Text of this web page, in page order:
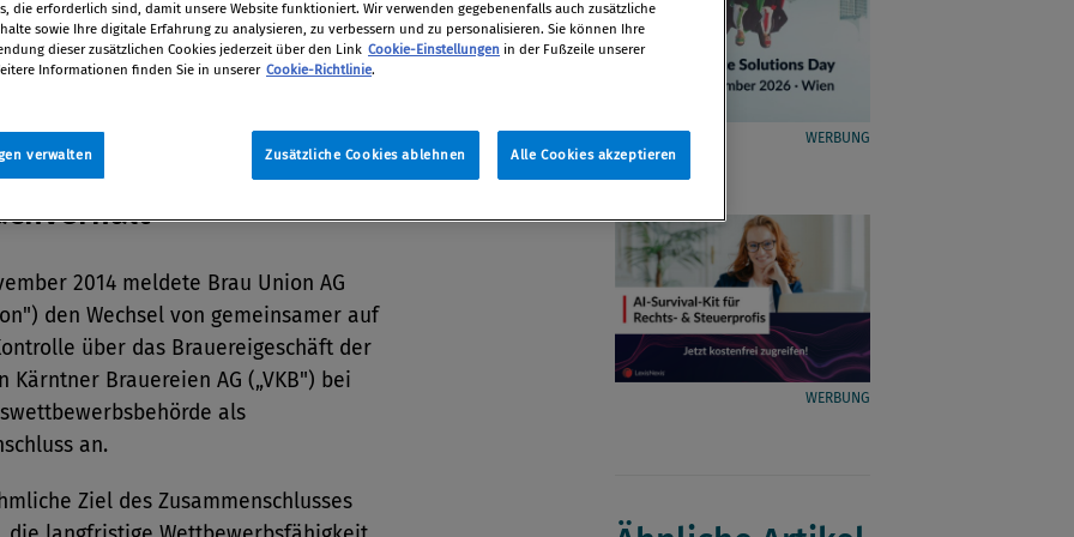
2014 meldete Brau Union AG
den Wechsel von gemeinsamer auf
über das Brauereigeschäft der
Kärntner Brauereien AG („VKB") bei
als
an.
Ziel des Zusammenschlusses
WERBUNG
WERBUNG
die erforderlich sind, damit unsere Website funktioniert. Wir verwenden gegebenenfalls auch zusätzliche
sowie Ihre digitale Erfahrung zu analysieren, zu verbessern und zu personalisieren. Sie können Ihre
dieser zusätzlichen Cookies jederzeit über den Link Cookie-Einstellungen in der Fußzeile unserer
Informationen finden Sie in unserer Cookie-Richtlinie.
Zusätzliche Cookies ablehnen Alle Cookies akzeptieren
verwalten